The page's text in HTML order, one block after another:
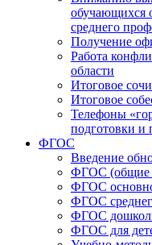
обучающихся
среднего
Получение
Работа
области
Итоговое
Итоговое
Телефоны
подготовки и
ФГОС
Введение
ФГОС (общие
ФГОС
ФГОС
ФГОС
ФГОС для